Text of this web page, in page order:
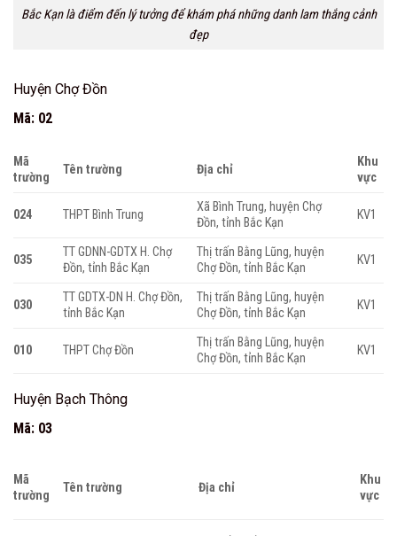
Bắc Kạn là điểm đến lý tưởng để khám phá những danh lam thắng cảnh
đẹp
Huyện Chợ Đồn
Mã: 02
Mã
trường
Tên trường Địa chỉ
Khu
vực
024 THPT Bình Trung
Xã Bình Trung, huyện Chợ
Đồn, tỉnh Bắc Kạn
KV1
035
TT GDNN-GDTX H. Chợ
Đồn, tỉnh Bắc Kạn
Thị trấn Bằng Lũng, huyện
Chợ Đồn, tỉnh Bắc Kạn
KV1
030
TT GDTX-DN H. Chợ Đồn,
tỉnh Bắc Kạn
Thị trấn Bằng Lũng, huyện
Chợ Đồn, tỉnh Bắc Kạn
KV1
010 THPT Chợ Đồn
Thị trấn Bằng Lũng, huyện
Chợ Đồn, tỉnh Bắc Kạn
KV1
Huyện Bạch Thông
Mã: 03
Mã
trường
Tên trường Địa chỉ
Khu
vực